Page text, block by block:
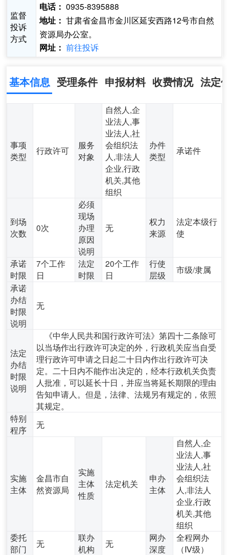
监督
投诉
方式
电话： 0935-8395888
地址： 甘肃省金昌市金川区延安西路12号市自然
资源局办公室。
网址： 前往投诉
基本信息 受理条件 申报材料 收费情况 法定
事项
类型
行政许可
服务
对象
自然人,企
业法人,事
业法人,社
会组织法
人,非法人
企业,行政
机关,其他
组织
办件
类型
承诺件
到场
次数
0次
必须
现场
办理
原因
说明
无
权力
来源
法定本级行
使
承诺
时限
7个工作
日
法定
时限
20个工作
日
行使
层级
市级/隶属
承诺
办结
时限
说明
无
法定
办结
时限
说明
《中华人民共和国行政许可法》第四十二条除可
以当场作出行政许可决定的外，行政机关应当自受
理行政许可申请之日起二十日内作出行政许可决
定。二十日内不能作出决定的，经本行政机关负责
人批准，可以延长十日，并应当将延长期限的理由
告知申请人。但是，法律、法规另有规定的，依照
其规定。
特别
程序
无
实施
主体
金昌市自
然资源局
实施
主体
性质
法定机关
申办
主体
自然人,企
业法人,事
业法人,社
会组织法
人,非法人
企业,行政
机关,其他
组织
委托
部门
无
联办
机构
无
网办
深度
全程网办
（Ⅳ级）